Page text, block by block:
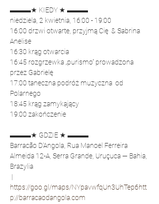
▬▬▬★ KIEDY ★ ▬▬▬
niedziela, 2 kwietnia, 16:00 - 19:00
16:00 drzwi otwarte, przyjmą Cię & Sabrina
Anelise
16:30 krąg otwarcia
16:45 rozgrzewka „purismo” prowadzona
przez Gabrielę
17:00 taneczna podróż muzyczna  od
Polarnego
18:45 krąg zamykający
19:00 zakończenie
▬▬▬★ GDZIE ★ ▬▬▬
Barracão D'Angola, Rua Manoel Ferreira
Almeida 12-A, Serra Grande, Uruçuca — Bahia,
Brazylia
|
https://goo.gl/maps/NYpavwfqUn3UhTep6htt
p://barracaodangola.com